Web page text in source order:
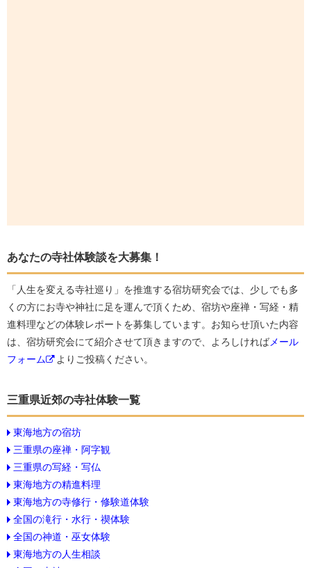
あなたの寺社体験談を大募集！
「人生を変える寺社巡り」を推進する宿坊研究会では、少しでも多
くの方にお寺や神社に足を運んで頂くため、宿坊や座禅・写経・精
進料理などの体験レポートを募集しています。お知らせ頂いた内容
は、宿坊研究会にて紹介させて頂きますので、よろしければメール
フォーム
よりご投稿ください。
三重県近郊の寺社体験一覧
東海地方の宿坊
三重県の座禅・阿字観
三重県の写経・写仏
東海地方の精進料理
東海地方の寺修行・修験道体験
全国の滝行・水行・禊体験
全国の神道・巫女体験
東海地方の人生相談